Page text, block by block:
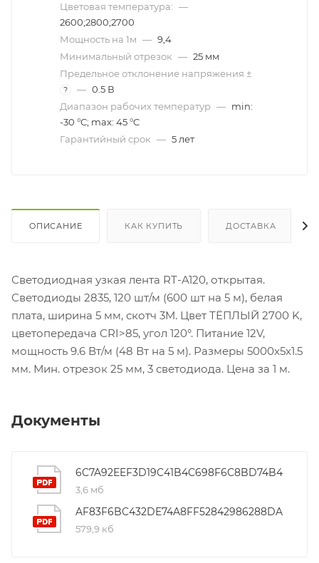
Цветовая температура: —
2600;2800;2700
Мощность на 1м — 9,4
Минимальный отрезок — 25 мм
Предельное отклонение напряжения ±
? — 0.5 В
Диапазон рабочих температур — min:
-30 °C; max: 45 °C
Гарантийный срок — 5 лет
ОПИСАНИЕ КАК КУПИТЬ ДОСТАВКА
Светодиодная узкая лента RT-A120, открытая.
Светодиоды 2835, 120 шт/м (600 шт на 5 м), белая
плата, ширина 5 мм, скотч 3M. Цвет ТЁПЛЫЙ 2700 K,
цветопередача CRI>85, угол 120°. Питание 12V,
мощность 9.6 Вт/м (48 Вт на 5 м). Размеры 5000x5x1.5
мм. Мин. отрезок 25 мм, 3 светодиода. Цена за 1 м.
Документы
6C7A92EEF3D19C41B4C698F6C8BD74B4
3,6 мб
AF83F6BC432DE74A8FF52842986288DA
579,9 кб